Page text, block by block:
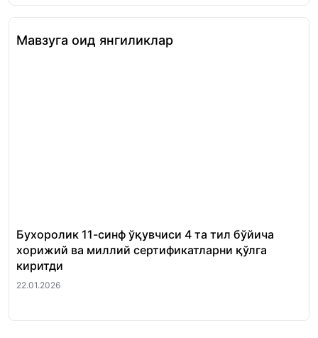
Мавзуга оид янгиликлар
Бухоролик 11-синф ўқувчиси 4 та тил бўйича
хорижий ва миллий сертификатларни қўлга
киритди
22.01.2026